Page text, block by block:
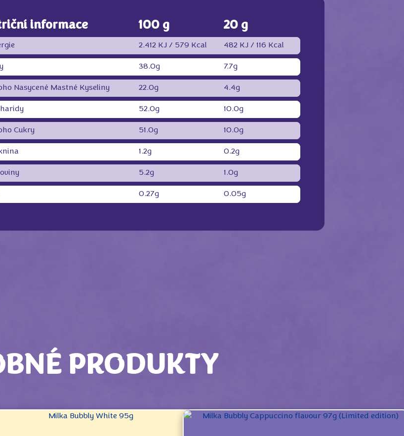
informace 100 g 20 g
2.412 KJ / 579 Kcal 482 KJ / 116 Kcal
38.0g 7.7g
Nasycené Mastné Kyseliny 22.0g 4.4g
52.0g 10.0g
Cukry 51.0g 10.0g
1.2g 0.2g
5.2g 1.0g
0.27g 0.05g
PRODUKTY